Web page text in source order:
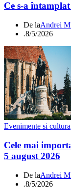
Ce s-a
De laAndrei
.8/5/2026
Evenimente si cultura
Cele mai
5 august 2026
De laAndrei
.8/5/2026